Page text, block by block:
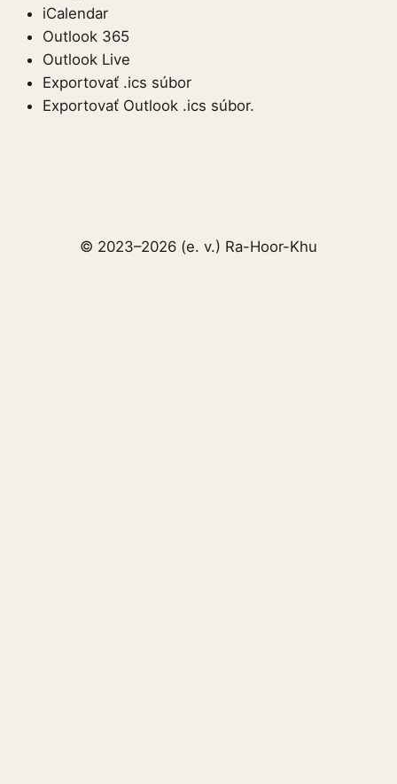
iCalendar
Outlook 365
Outlook Live
Exportovať .ics súbor
Exportovať Outlook .ics súbor.
© 2023–2026 (e. v.) Ra-Hoor-Khu